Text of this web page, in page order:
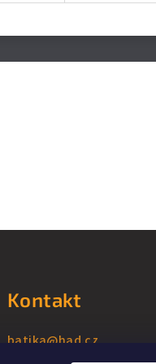
Kontakt
batika@had.cz
+420 607 726 462